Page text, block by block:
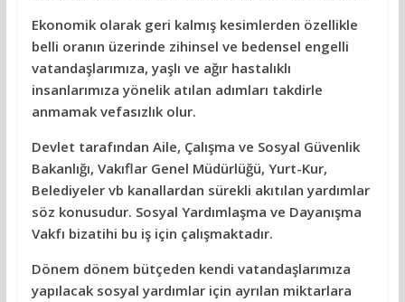
Ekonomik olarak geri kalmış kesimlerden özellikle
belli oranın üzerinde zihinsel ve bedensel engelli
vatandaşlarımıza, yaşlı ve ağır hastalıklı
insanlarımıza yönelik atılan adımları takdirle
anmamak vefasızlık olur.
Devlet tarafından Aile, Çalışma ve Sosyal Güvenlik
Bakanlığı, Vakıflar Genel Müdürlüğü, Yurt-Kur,
Belediyeler vb kanallardan sürekli akıtılan yardımlar
söz konusudur. Sosyal Yardımlaşma ve Dayanışma
Vakfı bizatihi bu iş için çalışmaktadır.
Dönem dönem bütçeden kendi vatandaşlarımıza
yapılacak sosyal yardımlar için ayrılan miktarlara